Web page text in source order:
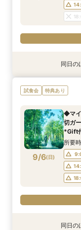
特典あり 動
9/5(土)
【お
宅体
特典あり
9/5(土)
＼県
ペル
所要
特典あり
9/5(土)
＼マ
付】
特典あり
9/5(土)
限定1
×森の
特典あり
9/5(土)
初め
お見
特典あり
9/5(土)
【よ
特典
9/5(土)
【遠
豪華5
同日の
試食会 特典あり
9/6(日)
◆マ
切ガ
*Gift
所要
特典あり 動
特典あり
特典あり
特典あり
特典あり同日の